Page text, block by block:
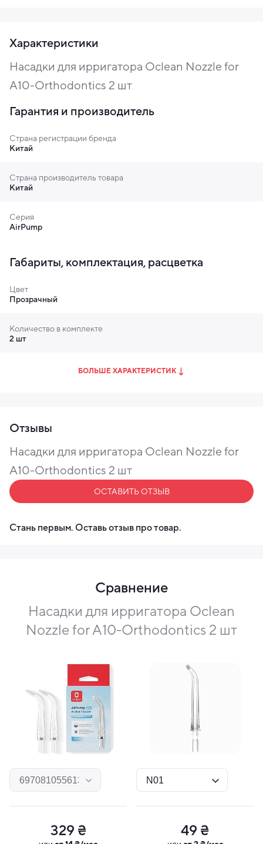
Характеристики
Насадки для ирригатора Oclean Nozzle for
A10-Orthodontics 2 шт
Гарантия и производитель
Страна регистрации бренда
Китай
Страна производитель товара
Китай
Серия
AirPump
Габариты, комплектация, расцветка
Цвет
Прозрачный
Количество в комплекте
2 шт
БОЛЬШЕ ХАРАКТЕРИСТИК
Отзывы
Насадки для ирригатора Oclean Nozzle for
A10-Orthodontics 2 шт
ОСТАВИТЬ ОТЗЫВ
Стань первым. Оставь отзыв про товар.
Сравнение
Насадки для ирригатора Oclean
Nozzle for A10-Orthodontics 2 шт
329 ₴ 49 ₴